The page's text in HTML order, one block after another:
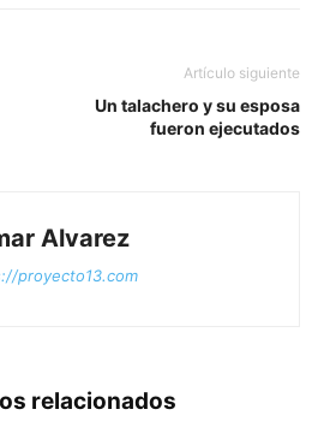
Artículo siguiente
Un talachero y su esposa
fueron ejecutados
Alvarez
proyecto13.com
relacionados